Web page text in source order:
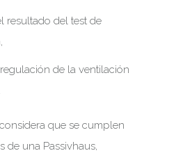
resultado del test de
de la ventilación
que se cumplen
de una Passivhaus,